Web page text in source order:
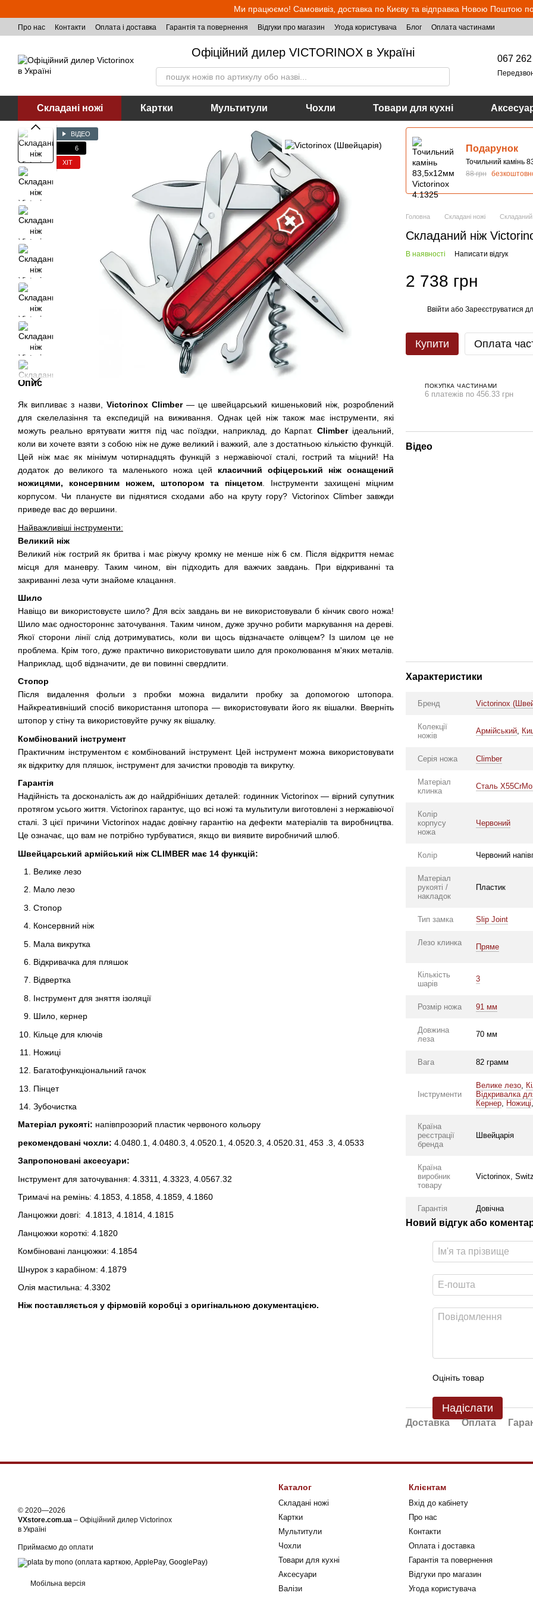
Ми працюємо! Самовивіз, доставка по Києву та відправка Новою Поштою по
Про нас Контакти Оплата і доставка Гарантія та повернення Відгуки про магазин Угода користувача Блог Оплата частинами
Офіційний дилер VICTORINOX в Україні 067
Складані ножі Картки Мультитули Чохли Товари для кухні
ВІДЕО
6
ХІТ
Опис
Як випливає з назви, Victorinox Climber— це швейцарський кишеньковий ніж, розроблений
для скелелазіння та експедицій на виживання. Однак цей ніж також має інструменти, які
можуть реально врятувати життя під час поїздки, наприклад, до Карпат.Climber ідеальний,
коли ви хочете взяти з собою ніж не дуже великий і важкий, але з достатньою кількістю функцій.
Цей ніж має як мінімум чотирнадцять функцій з нержавіючої сталі, гострий та міцний! На
додаток до великого та маленького ножа цей класичний офіцерський ніж оснащений
ножицями, консервним ножем, штопором та пінцетом. Інструменти захищені міцним
корпусом. Чи плануєте ви піднятися сходами або на круту гору? Victorinox Climber завжди
приведе вас до вершини.
Найважливіші інструменти:
Великий ніж
Великий ніж гострий як бритва і має ріжучу кромку не менше ніж 6 см. Після відкриття немає
місця для маневру. Таким чином, він підходить для важчих завдань. При відкриванні та
закриванні леза чути знайоме клацання.
Шило
Навіщо ви використовуєте шило? Для всіх завдань ви не використовували б кінчик свого ножа!
Шило має одностороннє заточування. Таким чином, дуже зручно робити маркування на дереві.
Якої сторони лінії слід дотримуватись, коли ви щось відзначаєте олівцем? Із шилом це не
проблема. Крім того, дуже практично використовувати шило для проколювання м'яких металів.
Наприклад, щоб відзначити, де ви повинні свердлити.
Стопор
Після видалення фольги з пробки можна видалити пробку за допомогою штопора.
Найкреативніший спосіб використання штопора — використовувати його як вішалки. Вверніть
штопор у стіну та використовуйте ручку як вішалку.
Комбінований інструмент
Практичним інструментом є комбінований інструмент. Цей інструмент можна використовувати
як відкритку для пляшок, інструмент для зачистки проводів та викрутку.
Гарантія
Надійність та досконалість аж до найдрібніших деталей: годинник Victorinox — вірний супутник
протягом усього життя. Victorinox гарантує, що всі ножі та мультитули виготовлені з нержавіючої
сталі. З цієї причини Victorinox надає довічну гарантію на дефекти матеріалів та виробництва.
Це означає, що вам не потрібно турбуватися, якщо ви виявите виробничий шлюб.
Швейцарський армійський ніж CLIMBER має 14 функцій:
Велике лезо
Мало лезо
Стопор
Консервний ніж
Мала викрутка
Відкривачка для пляшок
Відвертка
Інструмент для зняття ізоляції
Шило, кернер
Кільце для ключів
Ножиці
Багатофункціональний гачок
Пінцет
Зубочистка
Матеріал рукояті: напівпрозорий пластик червоного кольору
рекомендовані чохли: 4.0480.1, 4.0480.3, 4.0520.1, 4.0520.3, 4.0520.31, 453 .3, 4.0533
Запропоновані аксесуари:
Інструмент для заточування: 4.3311, 4.3323, 4.0567.32
Тримачі на ремінь: 4.1853, 4.1858, 4.1859, 4.1860
Ланцюжки довгі: 4.1813, 4.1814, 4.1815
Ланцюжки короткі: 4.1820
Комбіновані ланцюжки: 4.1854
Шнурок з карабіном: 4.1879
Олія мастильна: 4.3302
Ніж поставляється у фірмовій коробці з оригінальною документацією.
Подарунок
Точильний камінь
88 грн
Головна Складані ножі
Складаний ніж
В наявності Написати відгук
2 738 грн
Ввійти або Зареєструватися
Купити Оплата
ПОКУПКА ЧАСТИНАМИ
6 платежів по 456.33 грн
Відео
Характеристики
Бренд Victorinox
Колекції
ножів
Армійський
Серія ножа Climber
Матеріал
клинка
Сталь
Колір
корпусу
ножа
Червоний
Колір Червоний
Матеріал
рукояті /
накладок
Пластик
Тип замка Slip Joint
Лезо клинка Пряме
Кількість
шарів
3
Розмір ножа 91 мм
Довжина
леза
70 мм
Вага 82 грамм
Інструменти
Велике лезо
Відкривалка
Кернер Ножиці
Країна
реєстрації
бренда
Швейцарія
Країна
виробник
товару
Victorinox,
Гарантія Довічна
Новий відгук або
Оцініть товар
Надіслати
Доставка Оплата
© 2020—2026
VXstore.com.ua – Офіційний дилер Victorinox
в Україні
Приймаємо до оплати
Мобільна версія
Каталог
Складані ножі
Картки
Мультитули
Чохли
Товари для кухні
Аксесуари
Валізи
Клієнтам
Вхід до кабінету
Про нас
Контакти
Оплата і доставка
Гарантія та повернення
Відгуки про магазин
Угода користувача